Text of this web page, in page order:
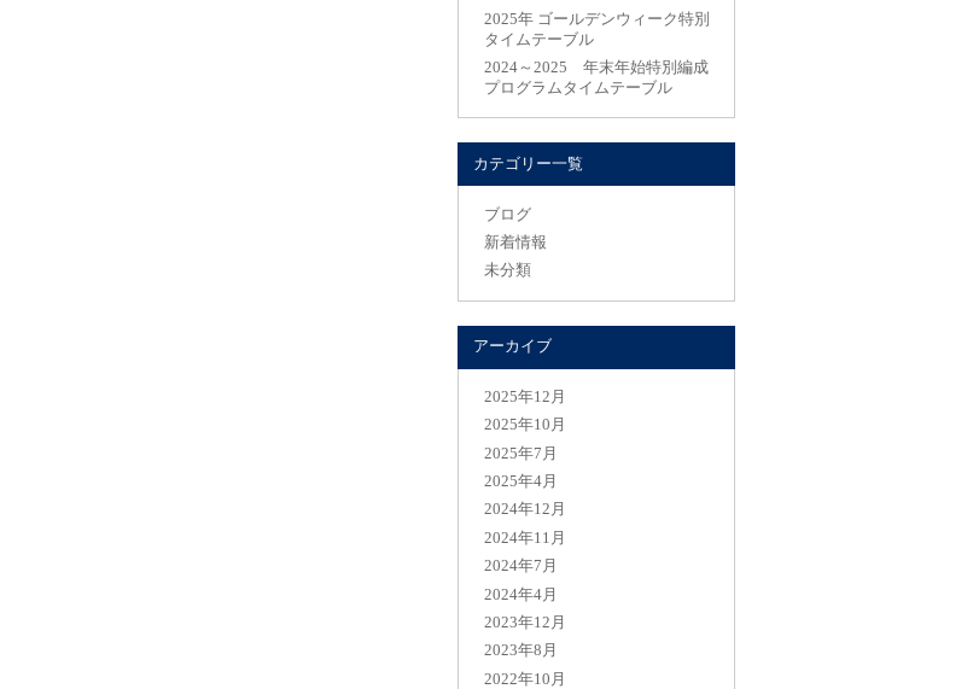
2025年 ゴールデンウィーク特別
タイムテーブル
2024～2025 年末年始特別編成
プログラムタイムテーブル
カテゴリー一覧
ブログ
新着情報
未分類
アーカイブ
2025年12月
2025年10月
2025年7月
2025年4月
2024年12月
2024年11月
2024年7月
2024年4月
2023年12月
2023年8月
2022年10月